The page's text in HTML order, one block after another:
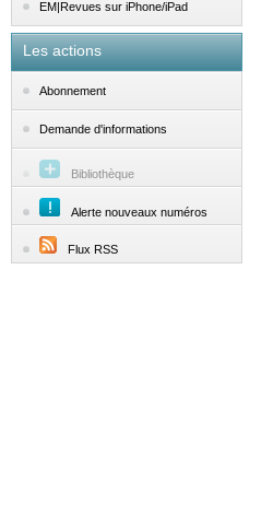
EM|Revues sur iPhone/iPad
Les actions
Abonnement
Demande d'informations
Bibliothèque
Alerte nouveaux numéros
Flux RSS